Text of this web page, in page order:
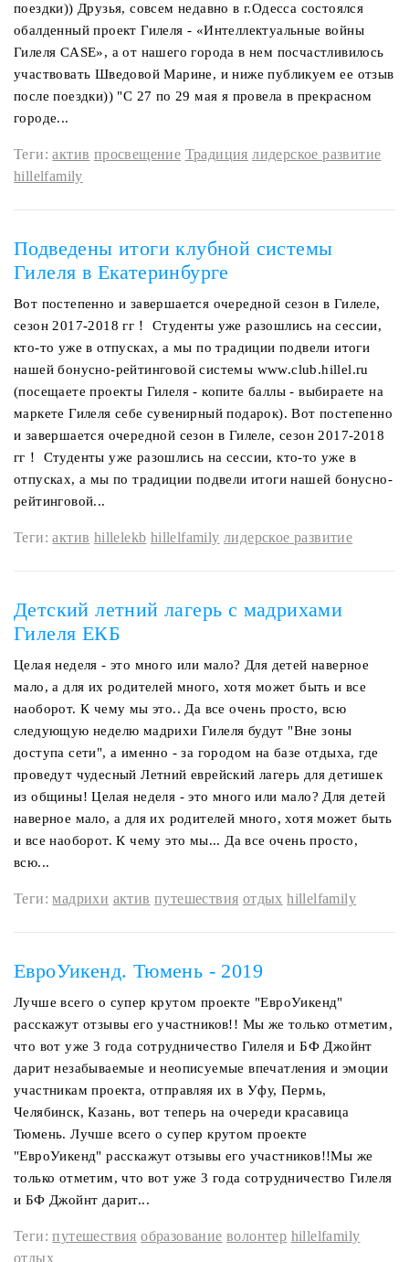
поездки)) Друзья, совсем недавно в г.Одесса состоялся
обалденный проект Гилеля - «Интеллектуальные войны
Гилеля CASE», а от нашего города в нем посчастливилось
участвовать Шведовой Марине, и ниже публикуем ее отзыв
после поездки)) "С 27 по 29 мая я провела в прекрасном
городе...
Теги:актив просвещение Традиция лидерское развитие
hillelfamily
Подведены итоги клубной системы
Гилеля в Екатеринбурге
Вот постепенно и завершается очередной сезон в Гилеле,
сезон 2017-2018 гг！ Студенты уже разошлись на сессии,
кто-то уже в отпусках, а мы по традиции подвели итоги
нашей бонусно-рейтинговой системы www.club.hillel.ru
(посещаете проекты Гилеля - копите баллы - выбираете на
маркете Гилеля себе сувенирный подарок). Вот постепенно
и завершается очередной сезон в Гилеле, сезон 2017-2018
гг！ Студенты уже разошлись на сессии, кто-то уже в
отпусках, а мы по традиции подвели итоги нашей бонусно-
рейтинговой...
Теги:актив hillelekb hillelfamily лидерское развитие
Детский летний лагерь с мадрихами
Гилеля ЕКБ
Целая неделя - это много или мало? Для детей наверное
мало, а для их родителей много, хотя может быть и все
наоборот. К чему мы это.. Да все очень просто, всю
следующую неделю мадрихи Гилеля будут "Вне зоны
доступа сети", а именно - за городом на базе отдыха, где
проведут чудесный Летний еврейский лагерь для детишек
из общины! Целая неделя - это много или мало? Для детей
наверное мало, а для их родителей много, хотя может быть
и все наоборот. К чему это мы... Да все очень просто,
всю...
Теги:мадрихи актив путешествия отдых hillelfamily
ЕвроУикенд. Тюмень - 2019
Лучше всего о супер крутом проекте "ЕвроУикенд"
расскажут отзывы его участников!! Мы же только отметим,
что вот уже 3 года сотрудничество Гилеля и БФ Джойнт
дарит незабываемые и неописуемые впечатления и эмоции
участникам проекта, отправляя их в Уфу, Пермь,
Челябинск, Казань, вот теперь на очереди красавица
Тюмень. Лучше всего о супер крутом проекте
"ЕвроУикенд" расскажут отзывы его участников!!Мы же
только отметим, что вот уже 3 года сотрудничество Гилеля
и БФ Джойнт дарит...
Теги:путешествия образование волонтер hillelfamily
отдых